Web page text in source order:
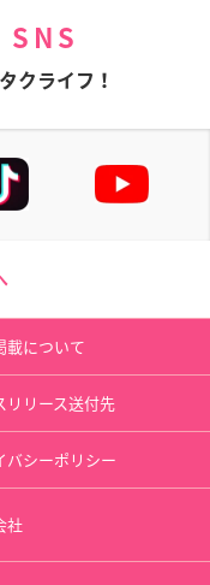
クライフ！
載について
リリース送付先
バシーポリシー
社